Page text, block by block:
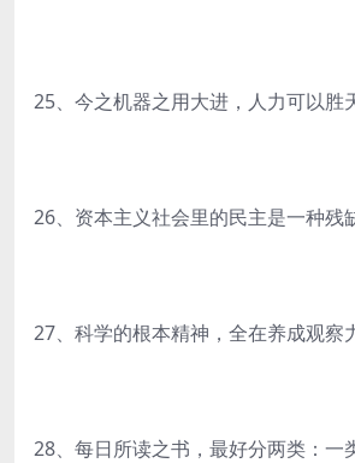
25、今之机器之用大进，人力可以胜
26、资本主义社会里的民主是一种残
27、科学的根本精神，全在养成观察
28、每日所读之书，最好分两类：一